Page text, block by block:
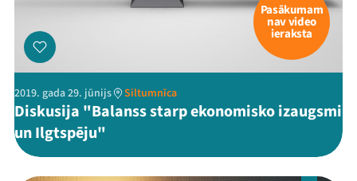
Pasākumam
nav video
ieraksta
2019. gada 29. jūnijs Siltumnīca
Diskusija "Balanss starp ekonomisko izaugsmi
un Ilgtspēju"